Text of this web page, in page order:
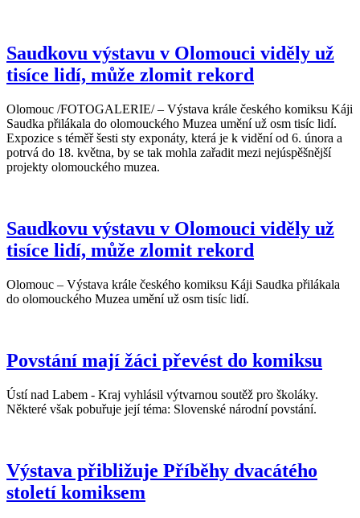
Saudkovu výstavu v Olomouci viděly už
tisíce lidí, může zlomit rekord
Olomouc /FOTOGALERIE/ – Výstava krále českého komiksu Káji
Saudka přilákala do olomouckého Muzea umění už osm tisíc lidí.
Expozice s téměř šesti sty exponáty, která je k vidění od 6. února a
potrvá do 18. května, by se tak mohla zařadit mezi nejúspěšnější
projekty olomouckého muzea.
Saudkovu výstavu v Olomouci viděly už
tisíce lidí, může zlomit rekord
Olomouc – Výstava krále českého komiksu Káji Saudka přilákala
do olomouckého Muzea umění už osm tisíc lidí.
Povstání mají žáci převést do komiksu
Ústí nad Labem - Kraj vyhlásil výtvarnou soutěž pro školáky.
Některé však pobuřuje její téma: Slovenské národní povstání.
Výstava přibližuje Příběhy dvacátého
století komiksem